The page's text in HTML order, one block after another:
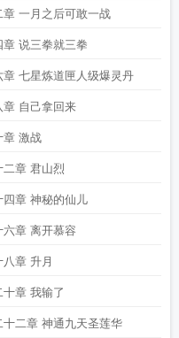
章 一月之后可敢一战
章 说三拳就三拳
章 七星炼道匣人级爆灵丹
章 自己拿回来
章 激战
二章 君山烈
四章 神秘的仙儿
六章 离开慕容
八章 升月
十章 我输了
十二章 神通九天圣莲华